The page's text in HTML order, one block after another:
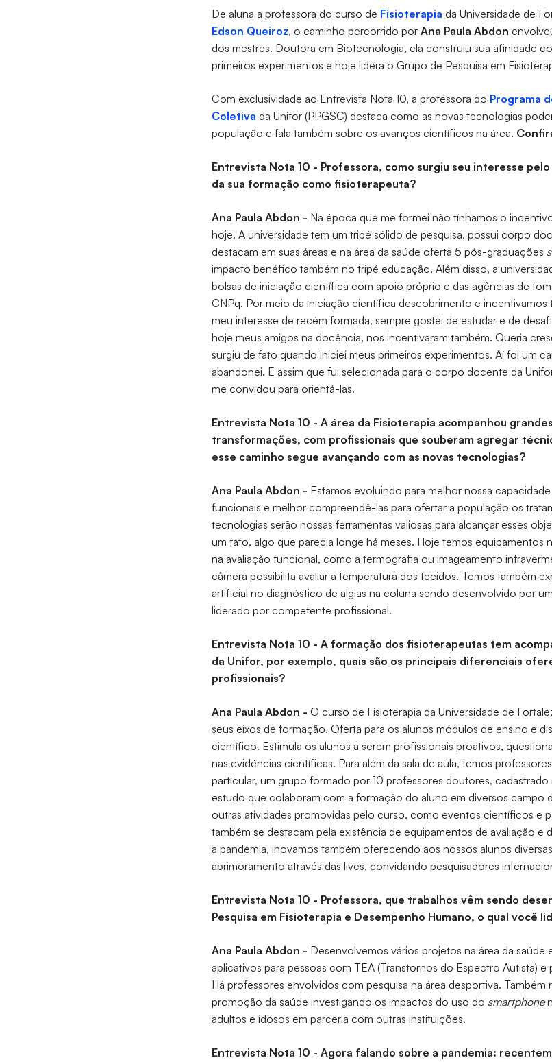
De aluna a professora do curso de Fisioterapia da Universidade de
Edson Queiroz, o caminho percorrido porAna Paula Abdon
dos mestres. Doutora em Biotecnologia, ela construiu sua afinidade
primeiros experimentos e hoje lidera o Grupo de Pesquisa em
Com exclusividade ao Entrevista Nota 10, a professora do Programa
Coletiva da Unifor (PPGSC) destaca como as novas tecnologias
população e fala também sobre os avanços científicos na área.
Entrevista Nota 10 - Professora, como surgiu seu interesse
da sua formação como fisioterapeuta?
Ana Paula Abdon - Na época que me formei não tínhamos o
hoje. A universidade tem um tripé sólido de pesquisa, possui corpo
destacam em suas áreas e na área da saúde oferta 5 pós-graduações
impacto benéfico também no tripé educação.Além disso, a
bolsas de iniciação científica com apoio próprio e das agências de
CNPq. Por meio da iniciação científica descobrimento e incentivamos
meu interesse de recém formada, sempre gostei de estudar e de
hoje meus amigos na docência, nos incentivaram também. Queria
surgiu de fato quando iniciei meus primeiros experimentos. Aí foi um
abandonei. E assim que fui selecionada para o corpo docente da
me convidou para orientá-las.
Entrevista Nota 10 - A área da Fisioterapia acompanhou
transformações, com profissionais que souberam agregar
esse caminho segue avançando com as novas tecnologias?
Ana Paula Abdon - Estamos evoluindo para melhor nossa
funcionais e melhor compreendê-las para ofertar a população os
tecnologias serão nossas ferramentas valiosas para alcançar esses
um fato, algo que parecia longe há meses. Hoje temos equipamentos
na avaliação funcional, como a termografia ou imageamento
câmera possibilita avaliar a temperatura dos tecidos. Temos também
artificial no diagnóstico de algias na coluna sendo desenvolvido por
liderado por competente profissional.
Entrevista Nota 10 - A formação dos fisioterapeutas tem
da Unifor, por exemplo, quais são os principais diferenciais
profissionais?
Ana Paula Abdon -O curso de Fisioterapia da Universidade de
seus eixos de formação. Oferta para os alunos módulos de ensino e
científico. Estimula os alunos a serem profissionais proativos,
nas evidências científicas. Para além da sala de aula, temos
particular, um grupo formado por 10 professores doutores,
estudo que colaboram com a formação do aluno em diversos campo
outras atividades promovidas pelo curso, como eventos científicos e
também se destacam pela existência de equipamentos de avaliação e
a pandemia, inovamos também oferecendo aos nossos alunos
aprimoramento através das lives, convidando pesquisadores
Entrevista Nota 10 - Professora, que trabalhos vêm sendo
Pesquisa em Fisioterapia e Desempenho Humano, o qual você
Ana Paula Abdon - Desenvolvemos vários projetos na área da
aplicativos para pessoas com TEA (Transtornos do Espectro Autista) e
Há professores envolvidos com pesquisa na área desportiva. Também
promoção da saúde investigando os impactos do uso do smartphone
adultos e idosos em parceria com outras instituições.
Entrevista Nota 10 - Agora falando sobre a pandemia: